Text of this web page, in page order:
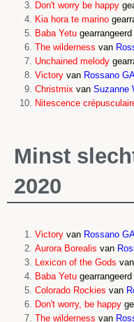
Don't worry be happy
Kia hora te marino
Baba Yetu gearrangeerd
The wilderness van
Unchained melody
Victory van Rossano
Christmix van Suzanne
Nitescence
Minst
2020
Victory van Rossano
Aurora Borealis van
Lexicon of the Gods van
Baba Yetu gearrangeerd
Colorado Rockies van
Don't worry, be happy
The wilderness van